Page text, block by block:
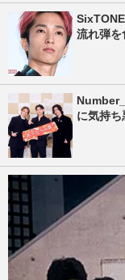
流れ弾を
に気持